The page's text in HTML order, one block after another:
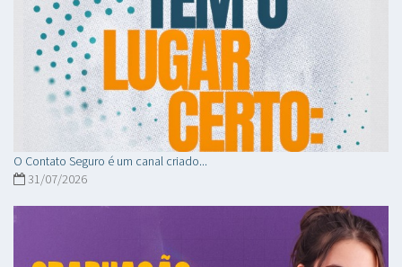
O Contato Seguro é um canal criado...
31/07/2026